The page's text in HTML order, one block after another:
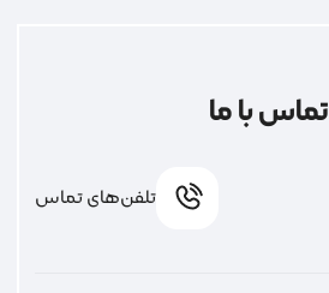
تماس با ما
تلفن‌های تماس